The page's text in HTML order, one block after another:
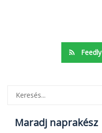
Feedly
Maradj naprakész